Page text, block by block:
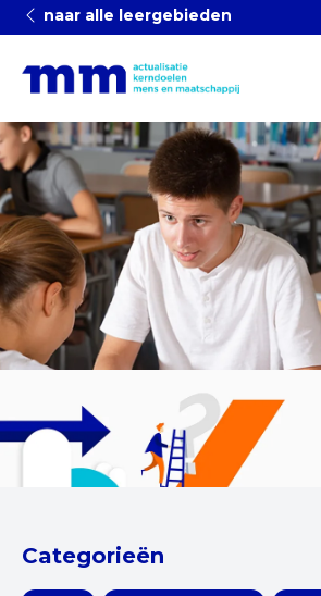
naar alle leergebieden
Categorieën